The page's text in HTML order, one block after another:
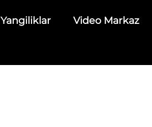
Yangiliklar Video Markaz